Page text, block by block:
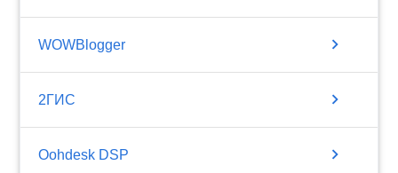
WOWBlogger chevron_right
2ГИС chevron_right
Oohdesk DSP chevron_right